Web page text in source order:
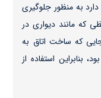
دارد به منظور جلوگیری
که مانند دیواری در
که ساخت اتاق به
بنابراین استفاده از